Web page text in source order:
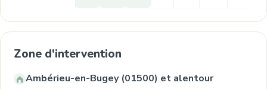
Zone d'intervention
Ambérieu-en-Bugey (01500) et alentour